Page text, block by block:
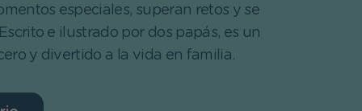
especiales, superan retos y se
e ilustrado por dos papás, es un
y divertido a la vida en familia.